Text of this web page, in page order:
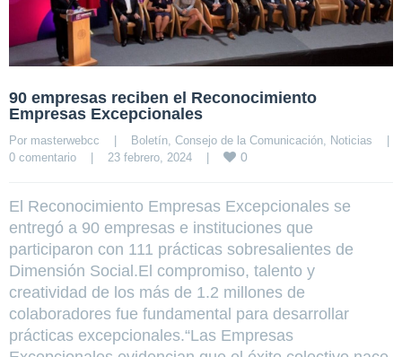
90 empresas reciben el Reconocimiento
Empresas Excepcionales
Por masterwebcc | Boletín Consejo de la Comunicación Noticias
|
0 comentario
| 23 febrero, 2024 | 0
El Reconocimiento Empresas Excepcionales se
entregó a 90 empresas e instituciones que
participaron con 111 prácticas sobresalientes de
Dimensión Social.El compromiso, talento y
creatividad de los más de 1.2 millones de
colaboradores fue fundamental para desarrollar
prácticas excepcionales.“Las Empresas